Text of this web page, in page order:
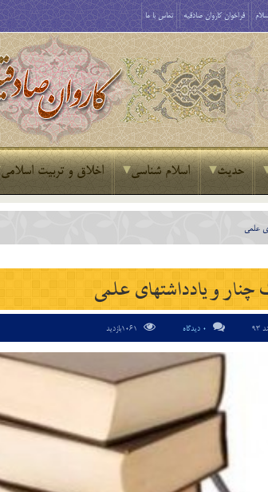
فراخوان کاروان صادقیه تماس با ما
حدیث اسلام شناسی اخلاق و تربیت اسلامی
علمی
چنار و یادداشتهای علمی
0 دیدگاه